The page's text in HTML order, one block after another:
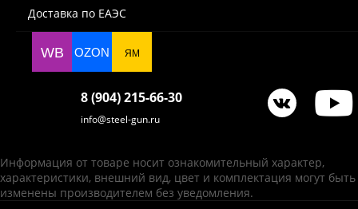
Доставка по ЕАЭС
WB OZON ЯМ
8 (904) 215-66-30
info@steel-gun.ru
Информация от товаре носит ознакомительный характер,
характеристики, внешний вид, цвет и комплектация могут быть
изменены производителем без уведомления.